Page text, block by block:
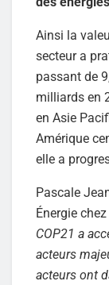
Ainsi la
secteur a
passant de
milliards en
en Asie
Amérique
elle a
Pascale
Énergie
COP21 a
acteurs
acteurs ont